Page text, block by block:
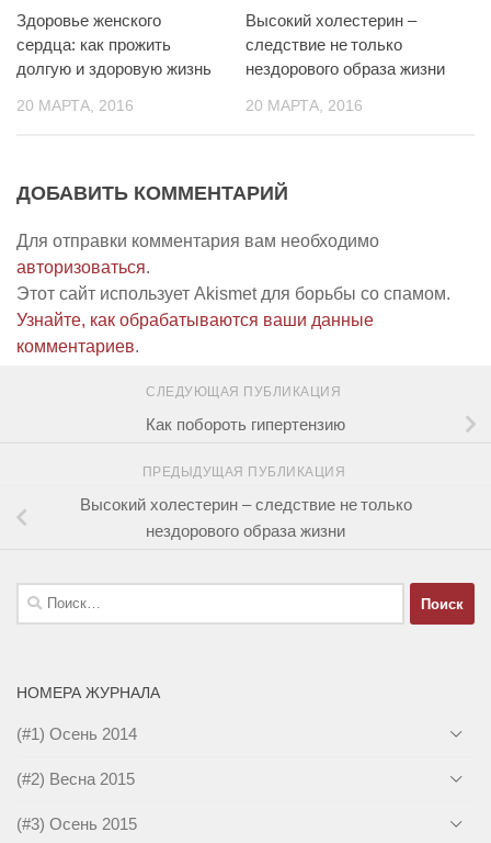
Здоровье женского
сердца: как прожить
долгую и здоровую жизнь
20 МАРТА, 2016
Высокий холестерин –
следствие не только
нездорового образа жизни
20 МАРТА, 2016
ДОБАВИТЬ КОММЕНТАРИЙ
Для отправки комментария вам необходимо
авторизоваться.
Этот сайт использует Akismet для борьбы со спамом.
Узнайте, как обрабатываются ваши данные
комментариев.
СЛЕДУЮЩАЯ ПУБЛИКАЦИЯ
Как побороть гипертензию
ПРЕДЫДУЩАЯ ПУБЛИКАЦИЯ
Высокий холестерин – следствие не только
нездорового образа жизни
Найти:
НОМЕРА ЖУРНАЛА
(#1) Осень 2014
(#2) Весна 2015
(#3) Осень 2015